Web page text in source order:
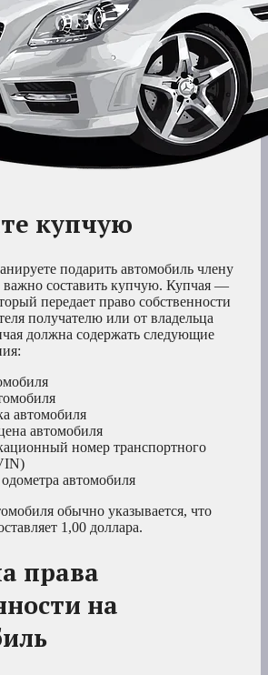
купчую
подарить автомобиль члену
важно составить купчую. Купчая —
передает право собственности
получателю или от владельца
должна содержать следующие
автомобиля
автомобиля
номер транспортного
автомобиля
обычно указывается, что
1,00 доллара.
права
на